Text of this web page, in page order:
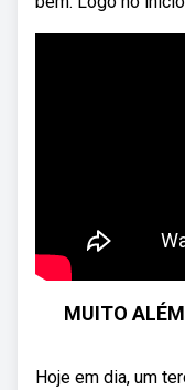
MUITO
Hoje em dia, um